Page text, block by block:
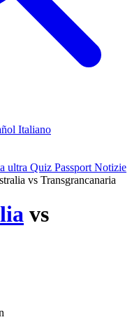
Italiano
ultra Quiz Passport Notizie
vs Transgrancanaria
vs